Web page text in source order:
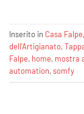
Inserito in Casa Falpe,
dell'Artigianato,
Falpe, home, mostra
automation,somfy